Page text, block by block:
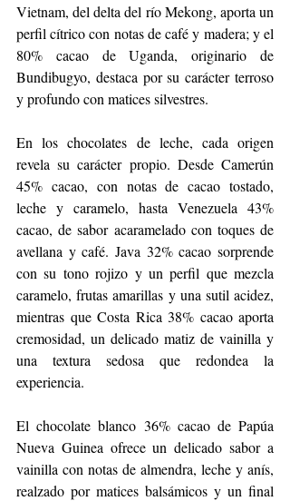
Vietnam, del delta del río Mekong, aporta un
perfil cítrico con notas de café y madera; y el
80% cacao de Uganda, originario de
Bundibugyo, destaca por su carácter terroso
y profundo con matices silvestres.
En los chocolates de leche, cada origen
revela su carácter propio. Desde Camerún
45% cacao, con notas de cacao tostado,
leche y caramelo, hasta Venezuela 43%
cacao, de sabor acaramelado con toques de
avellana y café. Java 32% cacao sorprende
con su tono rojizo y un perfil que mezcla
caramelo, frutas amarillas y una sutil acidez,
mientras que Costa Rica 38% cacao aporta
cremosidad, un delicado matiz de vainilla y
una textura sedosa que redondea la
experiencia.
El chocolate blanco 36% cacao de Papúa
Nueva Guinea ofrece un delicado sabor a
vainilla con notas de almendra, leche y anís,
realzado por matices balsámicos y un final